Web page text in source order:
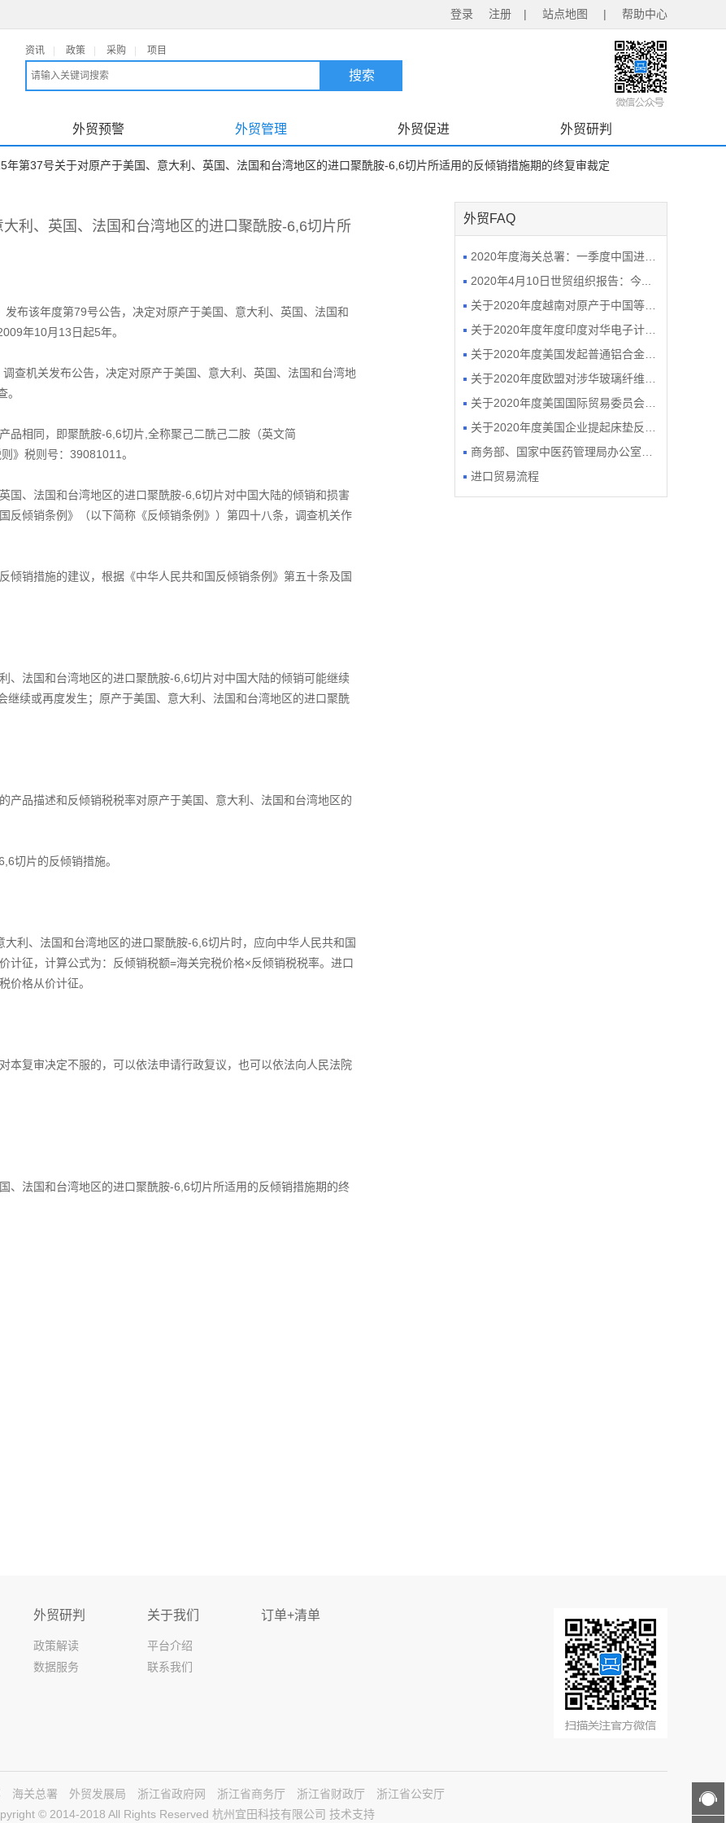
登录 注册 | 站点地图 | 帮助中心
资讯 政策 采购 项目
外贸预警 外贸管理 外贸促进 外贸研判
年第37号关于对原产于美国、意大利、英国、法国和台湾地区的进口聚酰胺-6,6切片所适用的反倾销措施期的终复审裁定
利、英国、法国和台湾地区的进口聚酰胺-6,6切片所
布该年度第79号公告，决定对原产于美国、意大利、英国、法国和
年10月13日起5年。
机关发布公告，决定对原产于美国、意大利、英国、法国和台湾地
相同，即聚酰胺-6,6切片,全称聚己二酰己二胺（英文简
》税则号：39081011。
、法国和台湾地区的进口聚酰胺-6,6切片对中国大陆的倾销和损害
反倾销条例》（以下简称《反倾销条例》）第四十八条，调查机关作
销措施的建议，根据《中华人民共和国反倾销条例》第五十条及国
法国和台湾地区的进口聚酰胺-6,6切片对中国大陆的倾销可能继续
续或再度发生；原产于美国、意大利、法国和台湾地区的进口聚酰
品描述和反倾销税税率对原产于美国、意大利、法国和台湾地区的
切片的反倾销措施。
、法国和台湾地区的进口聚酰胺-6,6切片时，应向中华人民共和国
计征，计算公式为：反倾销税额=海关完税价格×反倾销税税率。进口
价格从价计征。
复审决定不服的，可以依法申请行政复议，也可以依法向人民法院
法国和台湾地区的进口聚酰胺-6,6切片所适用的反倾销措施期的终
外贸FAQ
2020年度海关总署：一季度中国进出...
2020年4月10日世贸组织报告：今...
关于2020年度越南对原产于中国等地...
关于2020年度年度印度对华电子计算...
关于2020年度美国发起普通铝合金板...
关于2020年度欧盟对涉华玻璃纤维织...
关于2020年度美国国际贸易委员会作...
关于2020年度美国企业提起床垫反倾...
商务部、国家中医药管理局办公室关于开...
进口贸易流程
外贸研判
政策解读
数据服务
关于我们
平台介绍
联系我们
订单+清单
海关总署 外贸发展局 浙江省政府网 浙江省商务厅 浙江省财政厅
浙江省公安厅
© 2014-2018 All Rights Reserved 杭州宜田科技有限公司 技术支持